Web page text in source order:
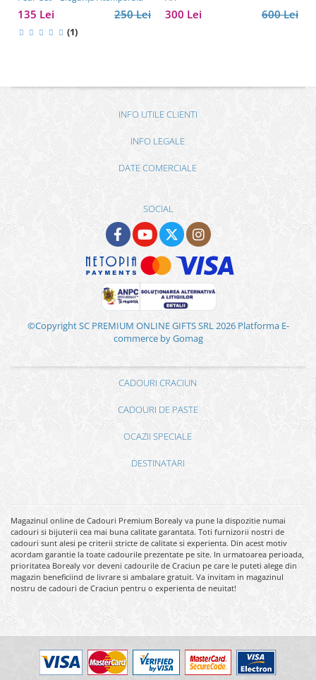
250 Lei
135 Lei
(1)
600 Lei
300 Lei
INFO UTILE CLIENTI
INFO LEGALE
DATE COMERCIALE
SOCIAL
©Copyright SC PREMIUM ONLINE GIFTS SRL 2026 Platforma E-
commerce by Gomag
CADOURI CRACIUN
CADOURI DE PASTE
OCAZII SPECIALE
DESTINATARI
Magazinul online de Cadouri Premium Borealy va pune la dispozitie numai
cadouri si bijuterii cea mai buna calitate garantata. Toti furnizorii nostri de
cadouri sunt alesi pe criterii stricte de calitate si experienta. Din acest motiv
acordam garantie la toate cadourile prezentate pe site. In urmatoarea perioada,
prioritatea Borealy vor deveni cadourile de Craciun pe care le puteti alege din
magazin beneficiind de livrare si ambalare gratuit. Va invitam in magazinul
nostru de cadouri de Craciun pentru o experienta de neuitat!